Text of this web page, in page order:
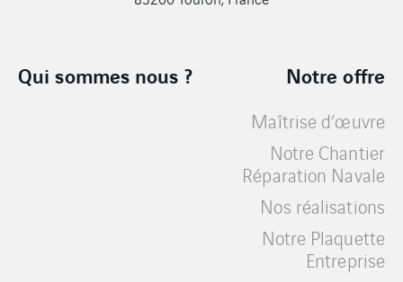
Qui sommes nous ? Notre offre
Maîtrise d’œuvre
Notre Chantier
Réparation Navale
Nos réalisations
Notre Plaquette
Entreprise